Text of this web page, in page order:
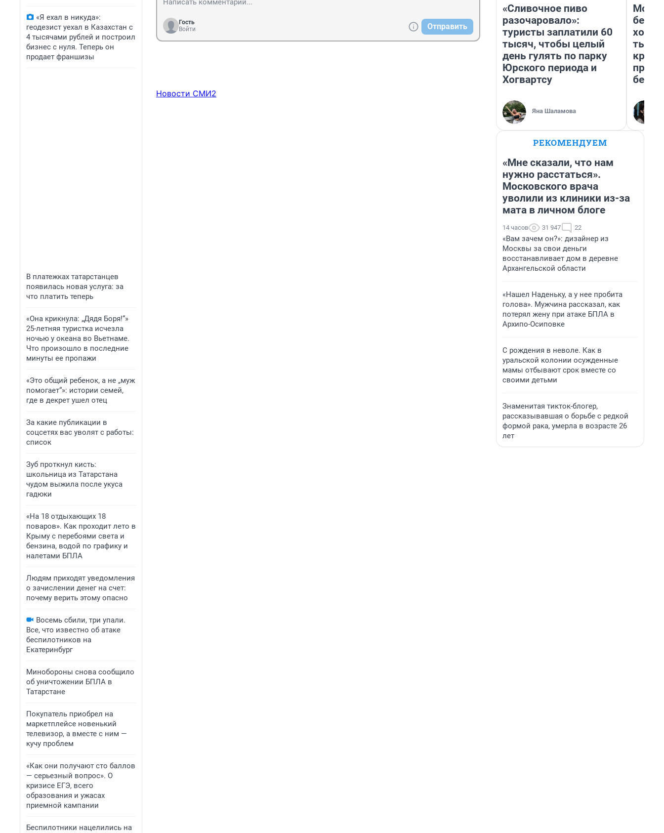
«Я ехал в никуда»:
геодезист уехал в Казахстан с
4 тысячами рублей и построил
бизнес с нуля. Теперь он
продает франшизы
В платежках татарстанцев
появилась новая услуга: за
что платить теперь
«Она крикнула: „Дядя Боря!“»
25-летняя туристка исчезла
ночью у океана во Вьетнаме.
Что произошло в последние
минуты ее пропажи
«Это общий ребенок, а не „муж
помогает“»: истории семей,
где в декрет ушел отец
За какие публикации в
соцсетях вас уволят с работы:
список
Зуб проткнул кисть:
школьница из Татарстана
чудом выжила после укуса
гадюки
«На 18 отдыхающих 18
поваров». Как проходит лето в
Крыму с перебоями света и
бензина, водой по графику и
налетами БПЛА
Людям приходят уведомления
о зачислении денег на счет:
почему верить этому опасно
Восемь сбили, три упали.
Все, что известно об атаке
беспилотников на
Екатеринбург
Минобороны снова сообщило
об уничтожении БПЛА в
Татарстане
Покупатель приобрел на
маркетплейсе новенький
телевизор, а вместе с ним —
кучу проблем
«Как они получают сто баллов
— серьезный вопрос». О
кризисе ЕГЭ, всего
образования и ужасах
приемной кампании
Беспилотники нацелились на
Гость
Войти
Отправить
Новости СМИ2
«Сливочное пиво
разочаровало»:
туристы заплатили 60
тысяч, чтобы целый
день гулять по парку
Юрского периода и
Хогвартсу
Яна Шаламова
Мой
РЕКОМЕНДУЕМ
«Мне сказали, что нам
нужно расстаться».
Московского врача
уволили из клиники из-за
мата в личном блоге
14 часов 31 947 22
«Вам зачем он?»: дизайнер из
Москвы за свои деньги
восстанавливает дом в деревне
Архангельской области
«Нашел Наденьку, а у нее пробита
голова». Мужчина рассказал, как
потерял жену при атаке БПЛА в
Архипо-Осиповке
С рождения в неволе. Как в
уральской колонии осужденные
мамы отбывают срок вместе со
своими детьми
Знаменитая тикток-блогер,
рассказывавшая о борьбе с редкой
формой рака, умерла в возрасте 26
лет